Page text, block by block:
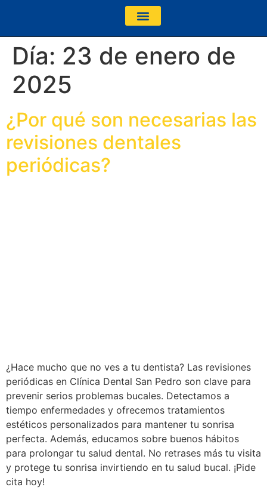
Día: 23 de enero de
2025
¿Por qué son necesarias las
revisiones dentales
periódicas?
¿Hace mucho que no ves a tu dentista? Las revisiones
periódicas en Clínica Dental San Pedro son clave para
prevenir serios problemas bucales. Detectamos a
tiempo enfermedades y ofrecemos tratamientos
estéticos personalizados para mantener tu sonrisa
perfecta. Además, educamos sobre buenos hábitos
para prolongar tu salud dental. No retrases más tu visita
y protege tu sonrisa invirtiendo en tu salud bucal. ¡Pide
cita hoy!